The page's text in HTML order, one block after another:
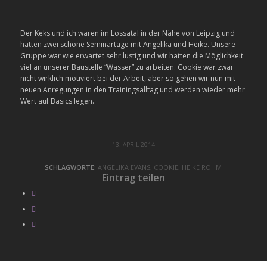
Der Keks und ich waren im Lossatal in der Nähe von Leipzig und
hatten zwei schöne Seminartage mit Angelika und Heike. Unsere
Gruppe war wie erwartet sehr lustig und wir hatten die Möglichkeit
viel an unserer Baustelle “Wasser” zu arbeiten. Cookie war zwar
nicht wirklich motiviert bei der Arbeit, aber so gehen wir nun mit
neuen Anregungen in den Trainingsalltag und werden wieder mehr
Wert auf Basics legen.
13. APRIL 2014
SCHLAGWORTE: ANGELIKA EVANS, COOKIE, HEIKE ROHM
Eintrag teilen